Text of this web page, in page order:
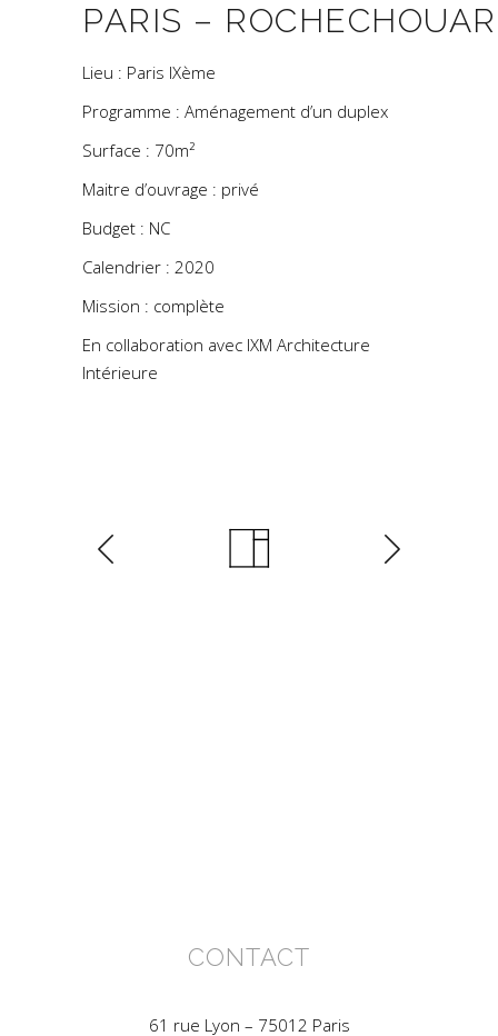
PARIS –
Lieu : Paris IXème
Programme : Aménagement d’un duplex
Surface : 70m²
Maitre d’ouvrage : privé
Budget : NC
Calendrier : 2020
Mission : complète
En collaboration avec IXM Architecture
Intérieure
CONTACT
61 rue Lyon – 75012 Paris